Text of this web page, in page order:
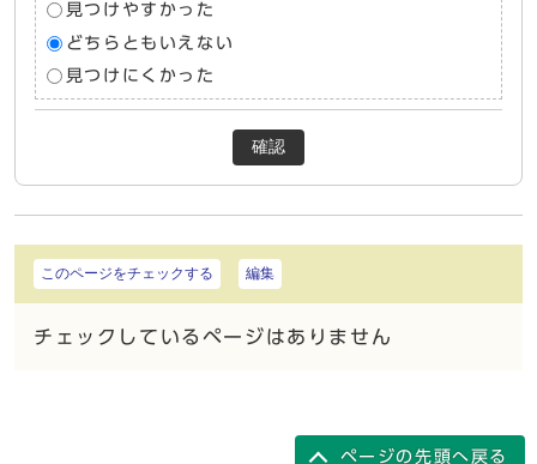
見つけやすかった
どちらともいえない
見つけにくかった
確認
このページをチェックする 編集
チェックしているページはありません
ページの先頭へ戻る